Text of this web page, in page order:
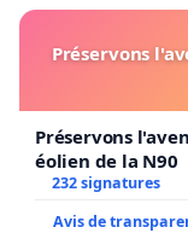
Préservons
Préservons
éolien de la N90
232 signatures
Avis de